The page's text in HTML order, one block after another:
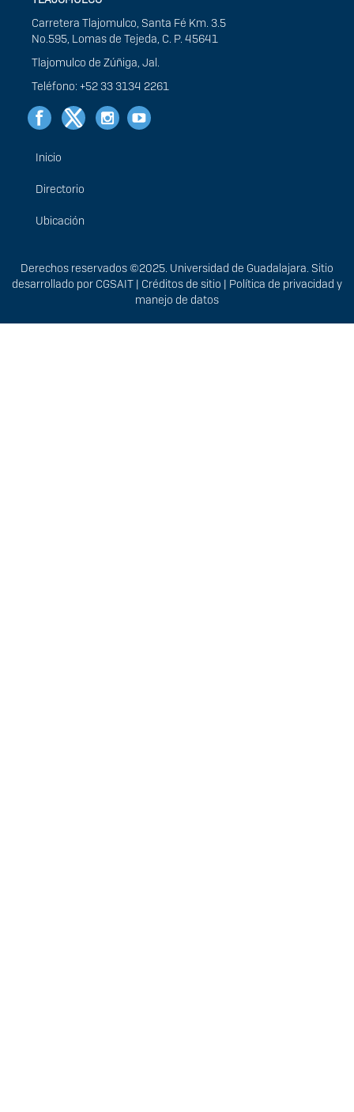
Carretera Tlajomulco, Santa Fé Km. 3.5
No.595, Lomas de Tejeda, C. P. 45641
Tlajomulco de Zúñiga, Jal.
Teléfono: +52 33 3134 2261
Menú
principal
Inicio
Directorio
Ubicación
Derechos
Derechos reservados ©2025. Universidad de Guadalajara. Sitio
desarrollado por CGSAIT | Créditos de sitio | Política de privacidad y
manejo de datos